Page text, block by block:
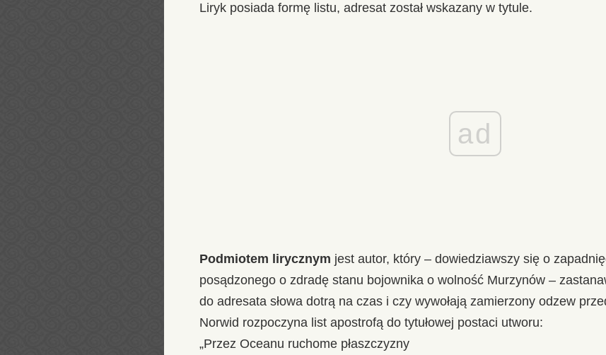
Liryk posiada formę listu, adresat został wskazany w tytule.
ad
Podmiotem lirycznym jest autor, który – dowiedziawszy się o
posądzonego o zdradę stanu bojownika o wolność Murzynów –
do adresata słowa dotrą na czas i czy wywołają zamierzony odzew
Norwid rozpoczyna list apostrofą do tytułowej postaci utworu:
„Przez Oceanu ruchome płaszczyzny